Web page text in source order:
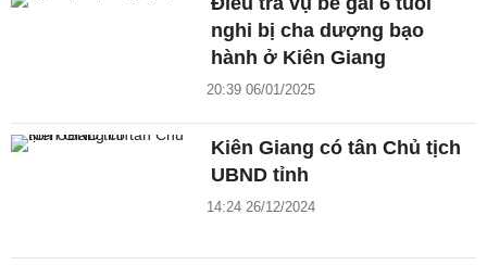
nghi bị cha dượng bạo
hành ở Kiên Giang
20:39 06/01/2025
Kiên Giang có tân Chủ tịch
UBND tỉnh
14:24 26/12/2024